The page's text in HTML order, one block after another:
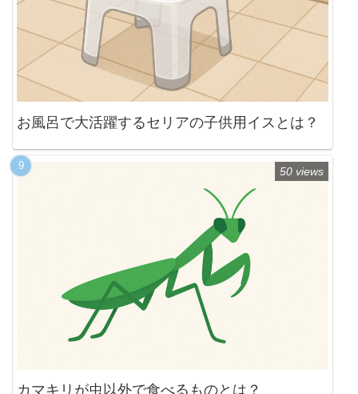
お風呂で大活躍するセリアの子供用イスとは？
カマキリが虫以外で食べるものとは？
50 views